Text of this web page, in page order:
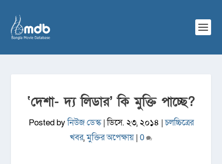
‘দেশা- দ্য লিডার’ কি মুক্তি পাচ্ছে?
Posted byনিউজ ডেস্ক|ডিসে. ২৩, ২০১৪ |চলচ্চিত্রের
খবর,মুক্তির অপেক্ষায়| 0